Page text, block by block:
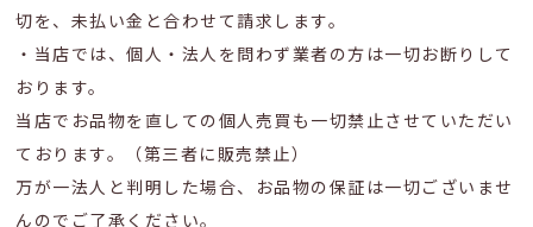
切を、未払い金と合わせて請求します。
・当店では、個人・法人を問わず業者の方は一切お断りして
おります。
当店でお品物を直しての個人売買も一切禁止させていただい
ております。（第三者に販売禁止）
万が一法人と判明した場合、お品物の保証は一切ございませ
んのでご了承ください。